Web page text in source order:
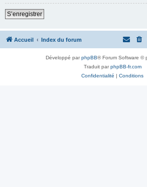
S’enregistrer
Accueil Index du forum
Développé parphpBB® Forum Software ©
Traduit parphpBB-fr.com
Confidentialité | Conditions